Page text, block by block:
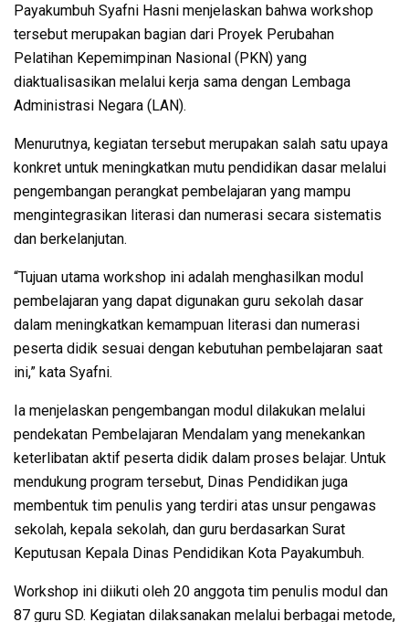
Payakumbuh Syafni Hasni menjelaskan bahwa workshop
tersebut merupakan bagian dari Proyek Perubahan
Pelatihan Kepemimpinan Nasional (PKN) yang
diaktualisasikan melalui kerja sama dengan Lembaga
Administrasi Negara (LAN).
Menurutnya, kegiatan tersebut merupakan salah satu upaya
konkret untuk meningkatkan mutu pendidikan dasar melalui
pengembangan perangkat pembelajaran yang mampu
mengintegrasikan literasi dan numerasi secara sistematis
dan berkelanjutan.
“Tujuan utama workshop ini adalah menghasilkan modul
pembelajaran yang dapat digunakan guru sekolah dasar
dalam meningkatkan kemampuan literasi dan numerasi
peserta didik sesuai dengan kebutuhan pembelajaran saat
ini,” kata Syafni.
Ia menjelaskan pengembangan modul dilakukan melalui
pendekatan Pembelajaran Mendalam yang menekankan
keterlibatan aktif peserta didik dalam proses belajar. Untuk
mendukung program tersebut, Dinas Pendidikan juga
membentuk tim penulis yang terdiri atas unsur pengawas
sekolah, kepala sekolah, dan guru berdasarkan Surat
Keputusan Kepala Dinas Pendidikan Kota Payakumbuh.
Workshop ini diikuti oleh 20 anggota tim penulis modul dan
87 guru SD. Kegiatan dilaksanakan melalui berbagai metode,